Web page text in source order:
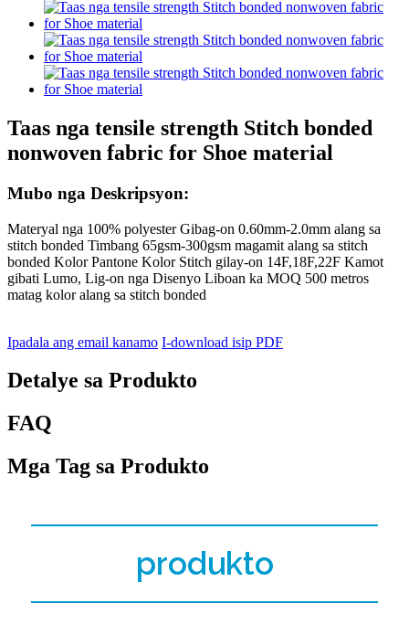
Taas nga tensile strength Stitch bonded
nonwoven fabric for Shoe material
Mubo nga Deskripsyon:
Materyal nga 100% polyester Gibag-on 0.60mm-2.0mm alang sa
stitch bonded Timbang 65gsm-300gsm magamit alang sa stitch
bonded Kolor Pantone Kolor Stitch gilay-on 14F,18F,22F Kamot
gibati Lumo, Lig-on nga Disenyo Liboan ka MOQ 500 metros
matag kolor alang sa stitch bonded
Ipadala ang email kanamo I-download isip PDF
Detalye sa Produkto
FAQ
Mga Tag sa Produkto
produkto